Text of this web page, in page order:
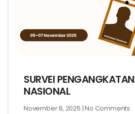
SURVEI
NASIONAL
November 8, 2025 No Comments